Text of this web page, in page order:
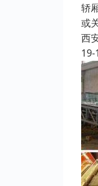
轿
或
西
19-